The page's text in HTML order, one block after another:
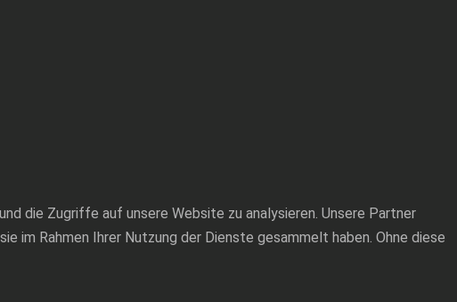
die Zugriffe auf unsere Website zu analysieren. Unsere Partner
im Rahmen Ihrer Nutzung der Dienste gesammelt haben. Ohne diese